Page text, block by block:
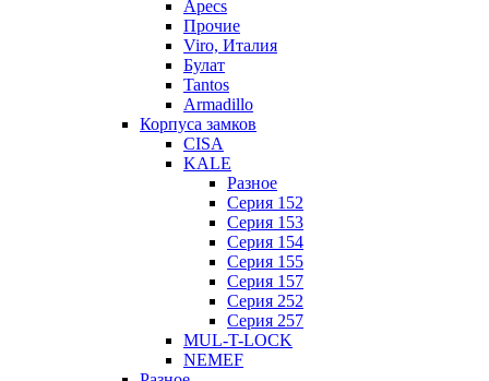
Apecs
Прочие
Viro, Италия
Булат
Tantos
Armadillo
Корпуса замков
CISA
KALE
Разное
Серия 152
Серия 153
Серия 154
Серия 155
Серия 157
Серия 252
Серия 257
MUL-T-LOCK
NEMEF